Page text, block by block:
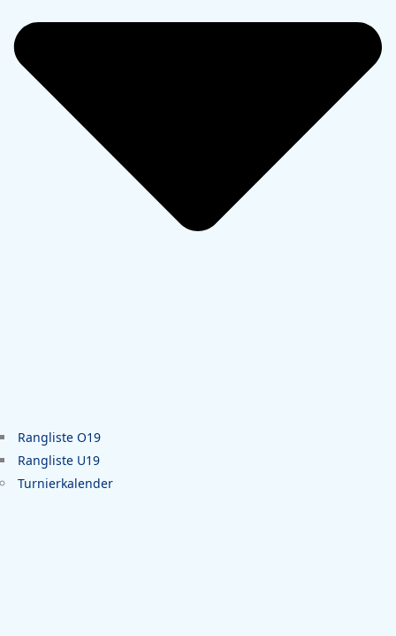
Rangliste O19
Rangliste U19
Turnierkalender